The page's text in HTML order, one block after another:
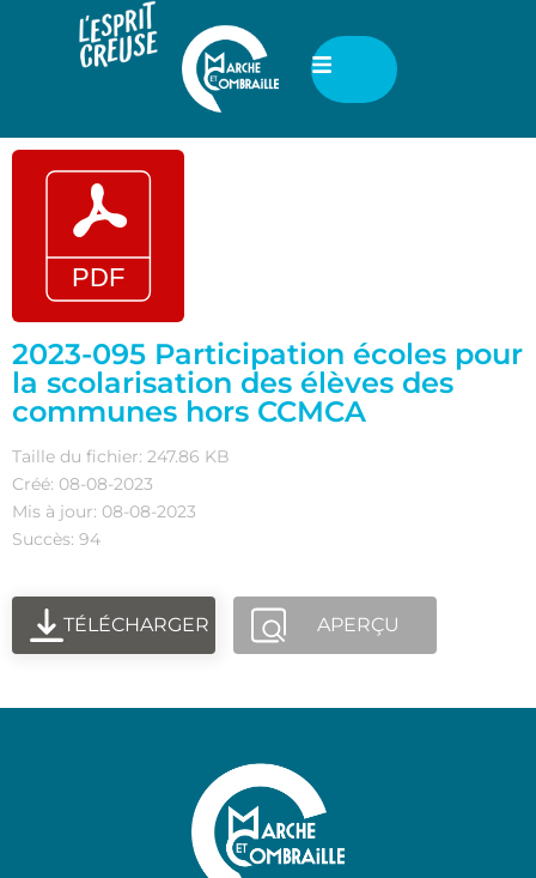
2023-095 Participation écoles pour
la scolarisation des élèves des
communes hors CCMCA
Taille du fichier: 247.86 KB
Créé: 08-08-2023
Mis à jour: 08-08-2023
Succès: 94
TÉLÉCHARGER APERÇU